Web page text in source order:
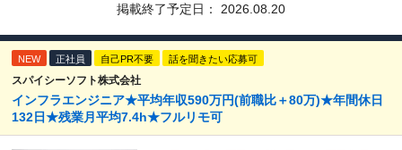
掲載終了予定日： 2026.08.20
NEW 正社員 自己PR不要 話を聞きたい応募可
スパイシーソフト株式会社
インフラエンジニア★平均年収590万円(前職比＋80万)★年間休日
132日★残業月平均7.4h★フルリモ可